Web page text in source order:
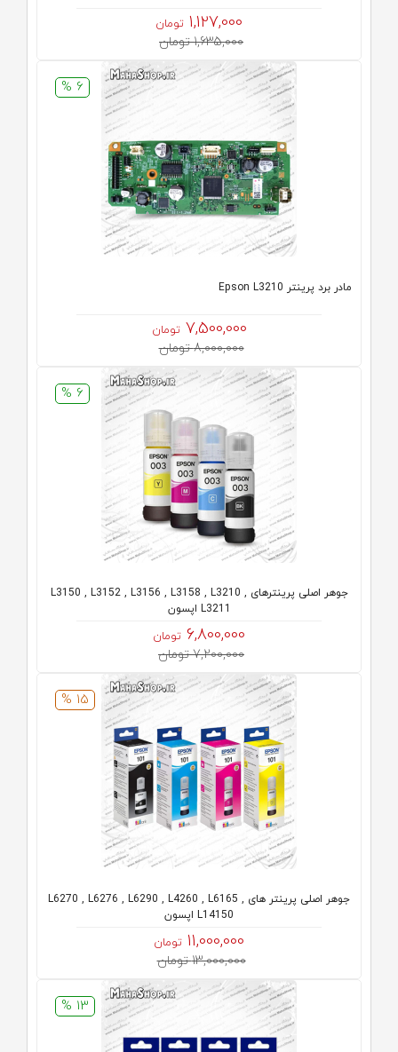
1,127,000 تومان
1,635,000 تومان
6 %
مادر برد پرینتر Epson L3210
7,500,000 تومان
8,000,000 تومان
6 %
جوهر اصلی پرینترهای L3150 , L3152 , L3156 , L3158 , L3210 ,
L3211 اپسون
6,800,000 تومان
7,200,000 تومان
15 %
جوهر اصلی پرینتر های L6270 , L6276 , L6290 , L4260 , L6165 ,
L14150 اپسون
11,000,000 تومان
13,000,000 تومان
13 %